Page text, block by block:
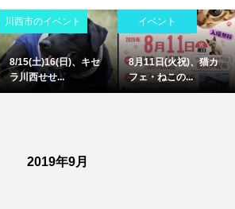
イベント
川西市で今週末〜お盆
始め開催の...
話題
川西市東畦野で旧川西
市民病院跡...
2019年9月